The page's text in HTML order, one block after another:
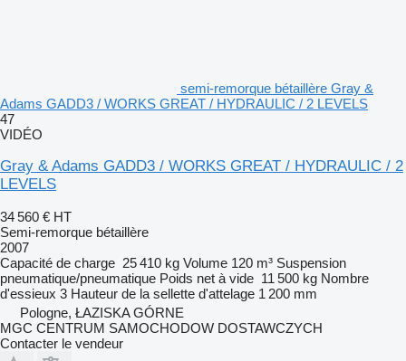
semi-remorque bétaillère Gray &
Adams GADD3 / WORKS GREAT / HYDRAULIC / 2 LEVELS
47
VIDÉO
Gray & Adams GADD3 / WORKS GREAT / HYDRAULIC / 2
LEVELS
34 560 € HT
Semi-remorque bétaillère
2007
Capacité de charge 25 410 kg Volume 120 m³ Suspension
pneumatique/pneumatique Poids net à vide 11 500 kg Nombre
d'essieux 3 Hauteur de la sellette d'attelage 1 200 mm
Pologne, ŁAZISKA GÓRNE
MGC CENTRUM SAMOCHODOW DOSTAWCZYCH
Contacter le vendeur